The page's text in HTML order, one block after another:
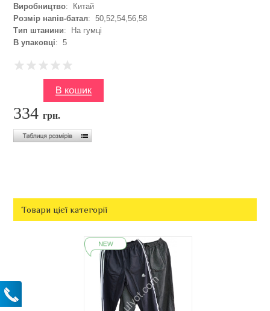
Виробництво: Китай
Розмір напів-батал: 50,52,54,56,58
Тип штанини: На гумці
В упаковці: 5
334грн.
Товари цієї категорії